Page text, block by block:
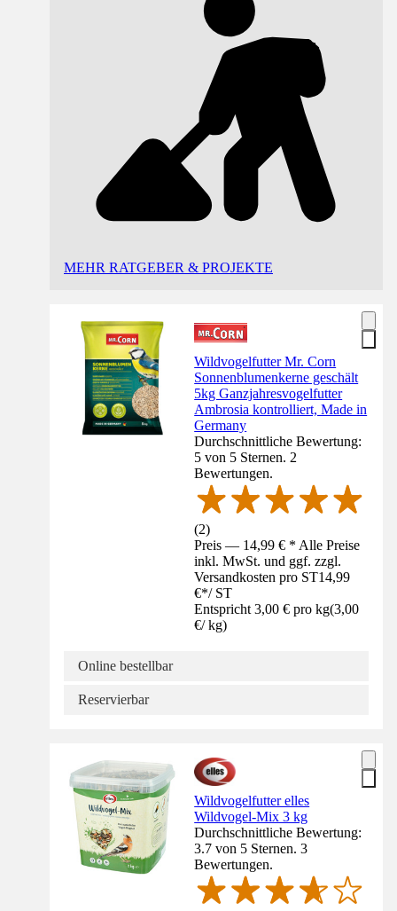
MEHR RATGEBER & PROJEKTE
Wildvogelfutter Mr. Corn
Sonnenblumenkerne geschält
5kg Ganzjahresvogelfutter
Ambrosia kontrolliert, Made in
Germany
Durchschnittliche Bewertung:
5 von 5 Sternen. 2
Bewertungen.
(2)
Preis — 14,99 € * Alle Preise
inkl. MwSt. und ggf. zzgl.
Versandkosten pro ST14,99
€*/ ST
Entspricht 3,00 € pro kg(3,00
€/ kg)
Online bestellbar
Reservierbar
Wildvogelfutter elles
Wildvogel-Mix 3 kg
Durchschnittliche Bewertung:
3.7 von 5 Sternen. 3
Bewertungen.